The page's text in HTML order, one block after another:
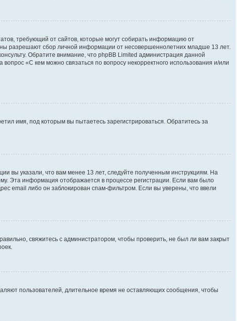
требующий от сайтов, которые могут собирать информацию от
разрешают сбор личной информации от несовершеннолетних младше 13 лет.
Обратите внимание, что phpBB Limited администрация данной
«С кем можно связаться по вопросу некорректного использования и/или
имя, под которым вы пытаетесь зарегистрироваться. Обратитесь за
вы указали, что вам менее 13 лет, следуйте полученным инструкциям. На
Эта информация отображается в процессе регистрации. Если вам было
email либо он заблокирован спам-фильтром. Если вы уверены, что ввели
свяжитесь с администратором, чтобы проверить, не был ли вам закрыт
пользователей, длительное время не оставляющих сообщения, чтобы